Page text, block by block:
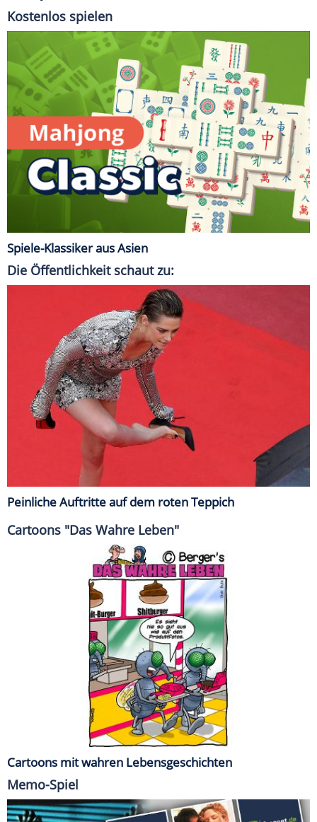
Kostenlos spielen
Spiele-Klassiker aus Asien
Die Öffentlichkeit schaut zu:
Peinliche Auftritte auf dem roten Teppich
Cartoons "Das Wahre Leben"
Cartoons mit wahren Lebensgeschichten
Memo-Spiel